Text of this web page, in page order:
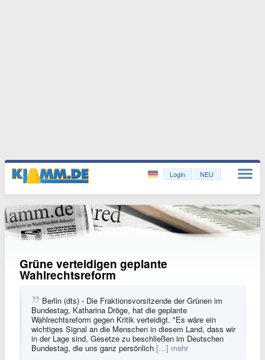
Login NEU
Grüne verteidigen geplante
Wahlrechtsreform
Berlin (dts) - Die Fraktionsvorsitzende der Grünen im
Bundestag, Katharina Dröge, hat die geplante
Wahlrechtsreform gegen Kritik verteidigt. "Es wäre ein
wichtiges Signal an die Menschen in diesem Land, dass wir
in der Lage sind, Gesetze zu beschließen im Deutschen
Bundestag, die uns ganz persönlich […] mehr